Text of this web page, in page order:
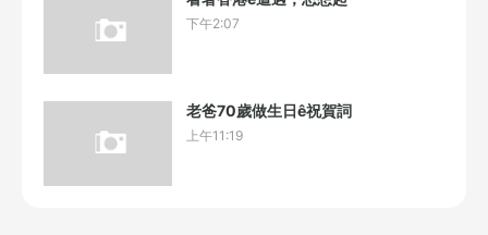
下午2:07
老爸70歲做生日ê祝賀詞
上午11:19